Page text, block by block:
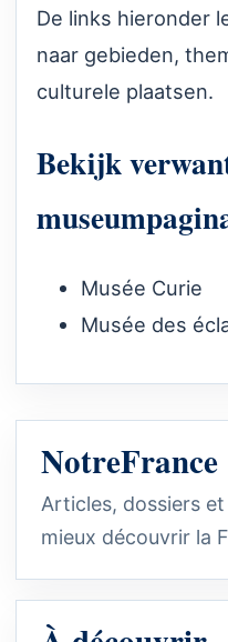
De links hieronder
naar gebieden,
culturele plaatsen.
Bekijk
Musée Curie
Musée des
NotreFrance
Articles, dossiers
mieux découvrir la